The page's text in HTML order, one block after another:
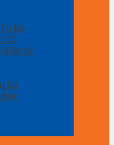
bù
DC
điện tử
bù